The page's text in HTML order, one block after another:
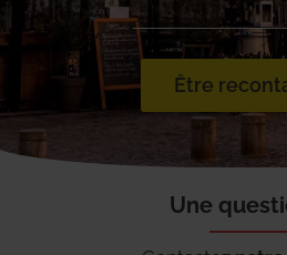
Être
Une